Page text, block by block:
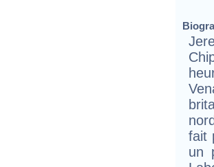
fait
un